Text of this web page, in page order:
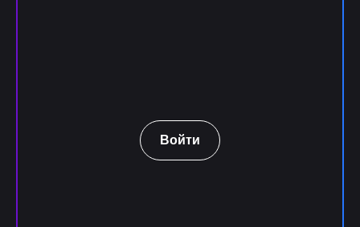
Войти